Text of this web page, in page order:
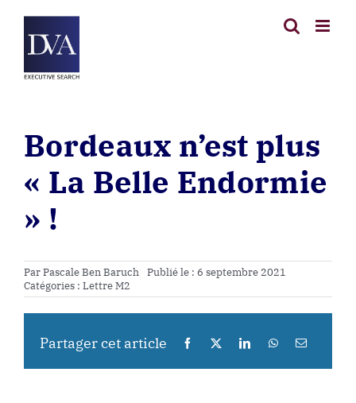
contenu
Bordeaux n’est plus
« La Belle Endormie
» !
ParPascale Ben Baruch Publié le : 6 septembre 2021
Catégories : Lettre M2
Partager cet article